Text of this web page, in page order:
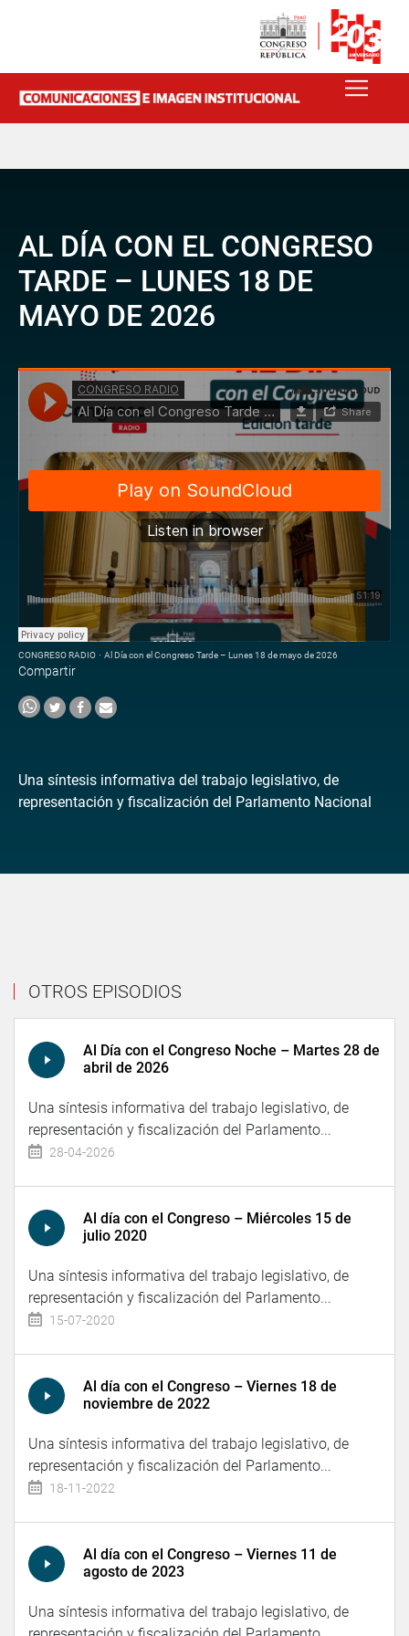
AL DÍA CON EL CONGRESO
TARDE – LUNES 18 DE
MAYO DE 2026
CONGRESO RADIO · Al Día con el Congreso Tarde – Lunes 18 de mayo de 2026
Compartir
Una síntesis informativa del trabajo legislativo, de
representación y fiscalización del Parlamento Nacional
OTROS EPISODIOS
Al Día con el Congreso Noche – Martes 28 de
abril de 2026
Una síntesis informativa del trabajo legislativo, de
representación y fiscalización del Parlamento...
28-04-2026
Al día con el Congreso – Miércoles 15 de
julio 2020
Una síntesis informativa del trabajo legislativo, de
representación y fiscalización del Parlamento...
15-07-2020
Al día con el Congreso – Viernes 18 de
noviembre de 2022
Una síntesis informativa del trabajo legislativo, de
representación y fiscalización del Parlamento...
18-11-2022
Al día con el Congreso – Viernes 11 de
agosto de 2023
Una síntesis informativa del trabajo legislativo, de